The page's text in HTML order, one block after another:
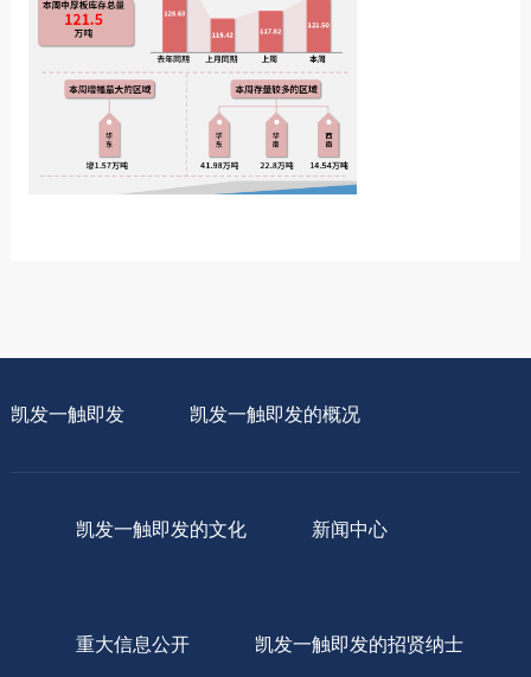
凯发一触即发 凯发一触即发的概况
凯发一触即发的文化 新闻中心
重大信息公开 凯发一触即发的招贤纳士